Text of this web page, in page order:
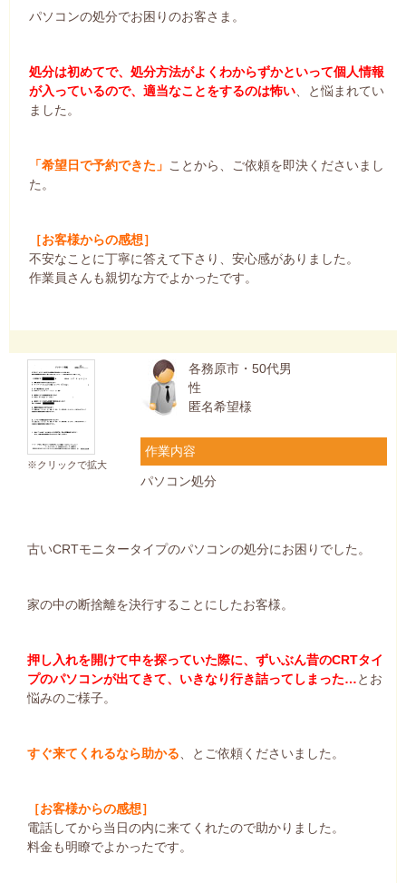
パソコンの処分でお困りのお客さま。
処分は初めてで、処分方法がよくわからずかといって個人情報
が入っているので、適当なことをするのは怖い、と悩まれてい
ました。
「希望日で予約できた」 ことから、ご依頼を即決くださいまし
た。
［お客様からの感想］
不安なことに丁寧に答えて下さり、安心感がありました。
作業員さんも親切な方でよかったです。
※クリックで拡大
各務原市・50代男
性
匿名希望様
作業内容
パソコン処分
古いCRTモニタータイプのパソコンの処分にお困りでした。
家の中の断捨離を決行することにしたお客様。
押し入れを開けて中を探っていた際に、ずいぶん昔のCRTタイ
プのパソコンが出てきて、いきなり行き詰ってしまった…とお
悩みのご様子。
すぐ来てくれるなら助かる 、とご依頼くださいました。
［お客様からの感想］
電話してから当日の内に来てくれたので助かりました。
料金も明瞭でよかったです。